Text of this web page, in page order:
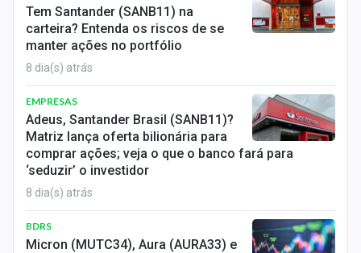
Tem Santander (SANB11) na
carteira? Entenda os riscos de se
manter ações no portfólio
8 dia(s) atrás
EMPRESAS
Adeus, Santander Brasil (SANB11)?
Matriz lança oferta bilionária para
comprar ações; veja o que o banco fará para
‘seduzir’ o investidor
8 dia(s) atrás
BDRS
Micron (MUTC34), Aura (AURA33) e